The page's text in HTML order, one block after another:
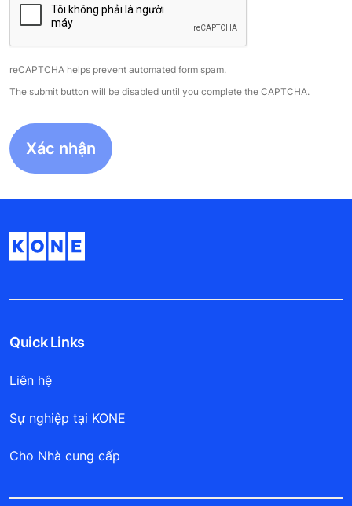
reCAPTCHA helps prevent automated form spam.
The submit button will be disabled until you complete the CAPTCHA.
Quick Links
Liên hệ
Sự nghiệp tại KONE
Cho Nhà cung cấp